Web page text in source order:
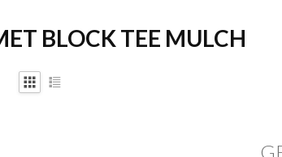
BLOCK TEE MULCH